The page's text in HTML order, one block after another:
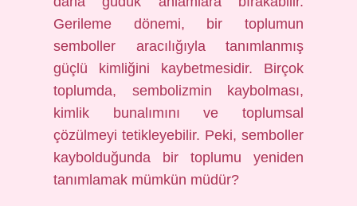
Gerileme dönemi, bir toplumun
semboller aracılığıyla tanımlanmış
güçlü kimliğini kaybetmesidir. Birçok
toplumda, sembolizmin kaybolması,
kimlik bunalımını ve toplumsal
çözülmeyi tetikleyebilir. Peki, semboller
kaybolduğunda bir toplumu yeniden
tanımlamak mümkün müdür?